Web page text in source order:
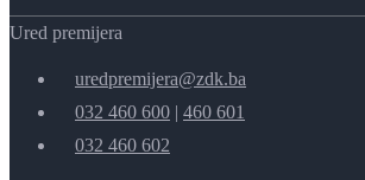
Ured premijera
uredpremijera@zdk.ba
032 460 600 | 460 601
032 460 602